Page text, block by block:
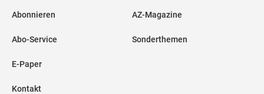
Abonnieren
Abo-Service
E-Paper
Kontakt
AZ-Magazine
Sonderthemen